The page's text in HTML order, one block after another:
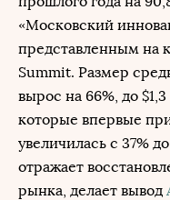
«Московский
представленным на
Summit. Размер
вырос на 66%, до
которые впервые
увеличилась с 37%
отражает
рынка, делает вывод